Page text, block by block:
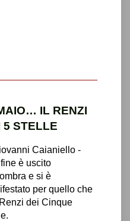
IL RENZI
5 STELLE
Caianiello -
è uscito
e si è
per quello che
dei Cinque